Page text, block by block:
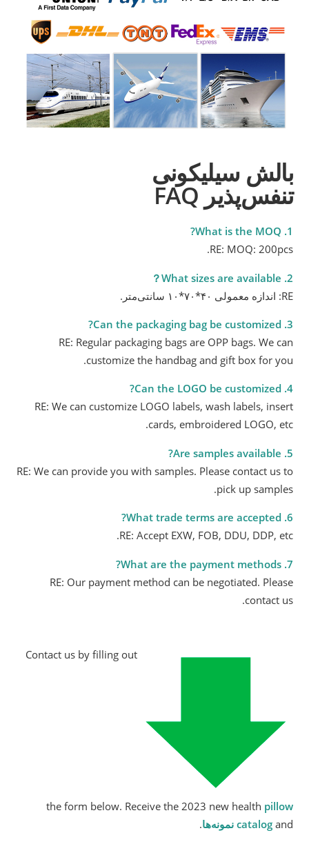
بالش سیلیکونی
تنفس‌پذیرFAQ
1. What is the MOQ?
RE: MOQ: 200pcs.
2. What sizes are available？
RE: اندازه معمولی ۴۰*۷۰*۱۰ سانتی‌متر.
3. Can the packaging bag be customized?
RE: Regular packaging bags are OPP bags. We can
customize the handbag and gift box for you.
4. Can the LOGO be customized?
RE: We can customize LOGO labels, wash labels, insert
cards, embroidered LOGO, etc.
5. Are samples available?
RE: We can provide you with samples. Please contact us to
pick up samples.
6. What trade terms are accepted?
RE: Accept EXW, FOB, DDU, DDP, etc.
7. What are the payment methods?
RE: Our payment method can be negotiated. Please
contact us.
Contact us by filling out
the form below. Receive the 2023 new health pillow
catalogand نمونه‌ها.